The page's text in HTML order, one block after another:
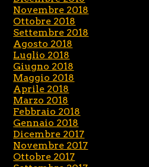
Novembre 2018
Ottobre 2018
Settembre 2018
Agosto 2018
Luglio 2018
Giugno 2018
Maggio 2018
Aprile 2018
Marzo 2018
Febbraio 2018
Gennaio 2018
Dicembre 2017
Novembre 2017
Ottobre 2017